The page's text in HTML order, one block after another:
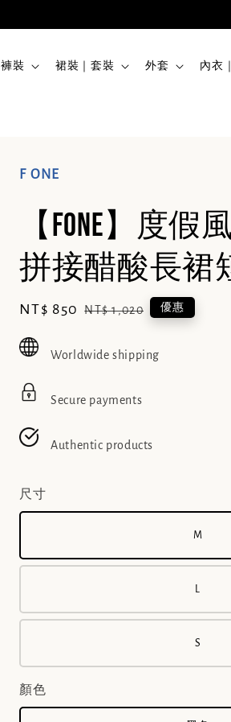
褲裝 裙裝｜套裝 外套 內衣
F ONE
【FONE】度
拼接醋酸長裙
Sale
NT$ 850 Regular
NT$ 1,020 優惠
Worldwide shipping
Secure payments
Authentic products
尺寸
M
S
顏色